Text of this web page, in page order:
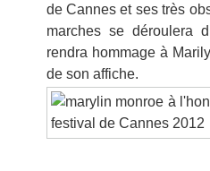
de Cannes et ses très
marches se déroulera
rendra hommage à
de son affiche.